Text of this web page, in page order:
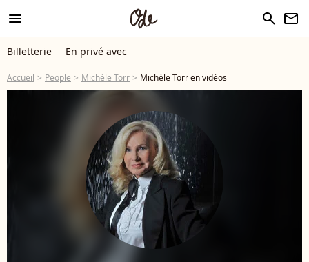
menu search newsletter
Billetterie En privé avec
Accueil People Michèle Torr Michèle Torr en vidéos